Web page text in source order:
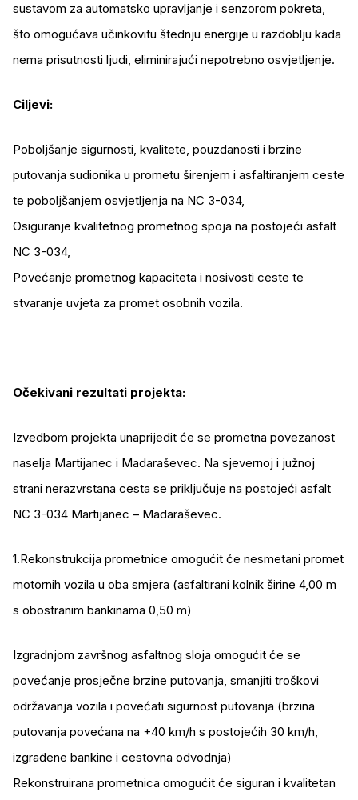
sustavom za automatsko upravljanje i senzorom pokreta,
što omogućava učinkovitu štednju energije u razdoblju kada
nema prisutnosti ljudi, eliminirajući nepotrebno osvjetljenje.
Ciljevi:
Poboljšanje sigurnosti, kvalitete, pouzdanosti i brzine
putovanja sudionika u prometu širenjem i asfaltiranjem ceste
te poboljšanjem osvjetljenja na NC 3-034,
Osiguranje kvalitetnog prometnog spoja na postojeći asfalt
NC 3-034,
Povećanje prometnog kapaciteta i nosivosti ceste te
stvaranje uvjeta za promet osobnih vozila.
Očekivani rezultati projekta:
Izvedbom projekta unaprijedit će se prometna povezanost
naselja Martijanec i Madaraševec. Na sjevernoj i južnoj
strani nerazvrstana cesta se priključuje na postojeći asfalt
NC 3-034 Martijanec – Madaraševec.
1.Rekonstrukcija prometnice omogućit će nesmetani promet
motornih vozila u oba smjera (asfaltirani kolnik širine 4,00 m
s obostranim bankinama 0,50 m)
Izgradnjom završnog asfaltnog sloja omogućit će se
povećanje prosječne brzine putovanja, smanjiti troškovi
održavanja vozila i povećati sigurnost putovanja (brzina
putovanja povećana na +40 km/h s postojećih 30 km/h,
izgrađene bankine i cestovna odvodnja)
Rekonstruirana prometnica omogućit će siguran i kvalitetan